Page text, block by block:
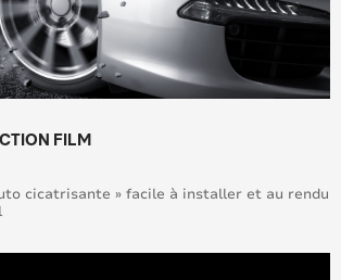
FILM
cicatrisante » facile à installer et au rendu